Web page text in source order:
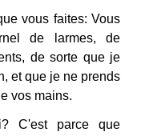
vous faites: Vous
de larmes, de
de sorte que je
et que je ne prends
vos mains.
C'est parce que